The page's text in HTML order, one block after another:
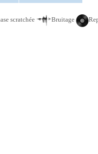
scratchée Bruitage